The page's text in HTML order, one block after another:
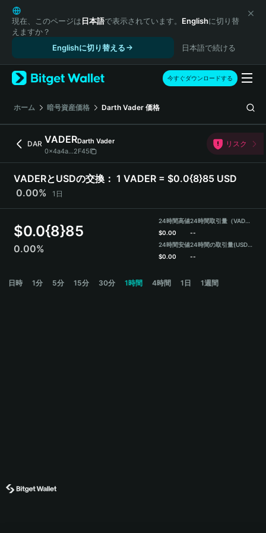
English
日本語
Tiếng Việt
Español (Latinoamérica)
Türkçe
Français
Deutsch
繁體中文
Português (Portugal)
Bahasa Indonesia
ภาษาไทย
हिन्दी
Español
Português (Brasil)
現在、このページは日本語で表示されています。 Englishに切り替
えますか？
Englishに切り替える
日本語で続ける
今すぐダウンロードする
ホーム 暗号資産価格 Darth Vader 価格
DAR VADERDarth Vader
0x4a4a...2F45
リスク
VADERとUSDの交換： 1 VADER = $0.0{8}85 USD
0.00%
1日
$0.0{8}85
0.00%
24時間高値
$0.00
24時間安値
$0.00
24時間取引量（VADER）
--
24時間の取引量(USDT)
--
日時 1分 5分 15分 30分 1時間 4時間 1日 1週間